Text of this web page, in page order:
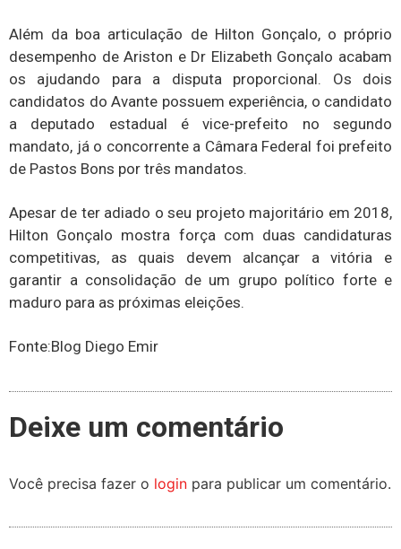
Além da boa articulação de Hilton Gonçalo, o próprio
desempenho de Ariston e Dr Elizabeth Gonçalo acabam
os ajudando para a disputa proporcional. Os dois
candidatos do Avante possuem experiência, o candidato
a deputado estadual é vice-prefeito no segundo
mandato, já o concorrente a Câmara Federal foi prefeito
de Pastos Bons por três mandatos.
Apesar de ter adiado o seu projeto majoritário em 2018,
Hilton Gonçalo mostra força com duas candidaturas
competitivas, as quais devem alcançar a vitória e
garantir a consolidação de um grupo político forte e
maduro para as próximas eleições.
Fonte:Blog Diego Emir
Deixe um comentário
Você precisa fazer o login para publicar um comentário.